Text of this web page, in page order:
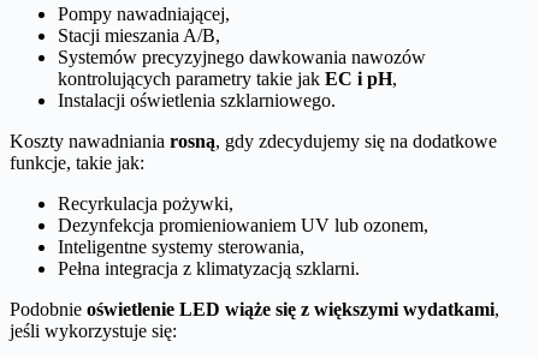
Pompy nawadniającej,
Stacji mieszania A/B,
Systemów precyzyjnego dawkowania nawozów
kontrolujących parametry takie jak EC i pH,
Instalacji oświetlenia szklarniowego.
Koszty nawadniania rosną, gdy zdecydujemy się na dodatkowe
funkcje, takie jak:
Recyrkulacja pożywki,
Dezynfekcja promieniowaniem UV lub ozonem,
Inteligentne systemy sterowania,
Pełna integracja z klimatyzacją szklarni.
Podobnie oświetlenie LED wiąże się z większymi wydatkami,
jeśli wykorzystuje się: